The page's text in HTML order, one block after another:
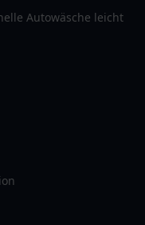
Autowäsche leicht